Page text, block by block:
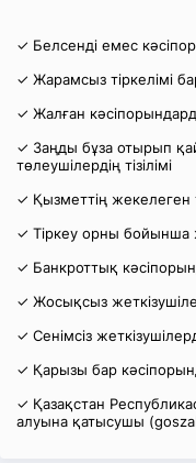
✓ Белсенді емес
✓ Жарамсыз тіркелімі
✓ Жалған
✓ Заңды бұза отырып
төлеушілердің тізілімі
✓ Қызметтің жекелеген
✓ Тіркеу орны бойынша
✓ Банкроттық
✓ Жосықсыз
✓ Сенімсіз
✓ Қарызы бар
✓ Қазақстан
алуына қатысушы